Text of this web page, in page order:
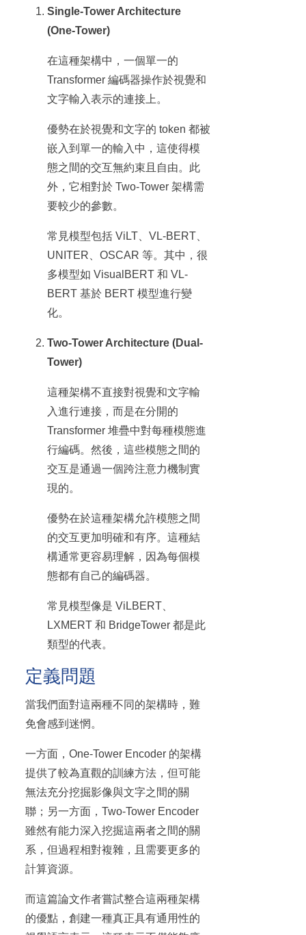
Single-Tower Architecture
(One-Tower)
在這種架構中，一個單一的
Transformer 編碼器操作於視覺和
文字輸入表示的連接上。
優勢在於視覺和文字的 token 都被
嵌入到單一的輸入中，這使得模
態之間的交互無約束且自由。此
外，它相對於 Two-Tower 架構需
要較少的參數。
常見模型包括 ViLT、VL-BERT、
UNITER、OSCAR 等。其中，很
多模型如 VisualBERT 和 VL-
BERT 基於 BERT 模型進行變
化。
Two-Tower Architecture (Dual-
Tower)
這種架構不直接對視覺和文字輸
入進行連接，而是在分開的
Transformer 堆疊中對每種模態進
行編碼。然後，這些模態之間的
交互是通過一個跨注意力機制實
現的。
優勢在於這種架構允許模態之間
的交互更加明確和有序。這種結
構通常更容易理解，因為每個模
態都有自己的編碼器。
常見模型像是 ViLBERT、
LXMERT 和 BridgeTower 都是此
類型的代表。
定義問題
當我們面對這兩種不同的架構時，難
免會感到迷惘。
一方面，One-Tower Encoder 的架構
提供了較為直觀的訓練方法，但可能
無法充分挖掘影像與文字之間的關
聯；另一方面，Two-Tower Encoder
雖然有能力深入挖掘這兩者之間的關
系，但過程相對複雜，且需要更多的
計算資源。
而這篇論文作者嘗試整合這兩種架構
的優點，創建一種真正具有通用性的